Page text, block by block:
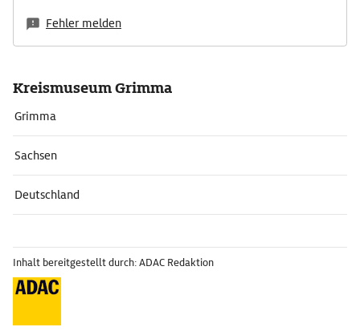
Fehler melden
Kreismuseum Grimma
Grimma
Sachsen
Deutschland
Inhalt bereitgestellt durch: ADAC Redaktion